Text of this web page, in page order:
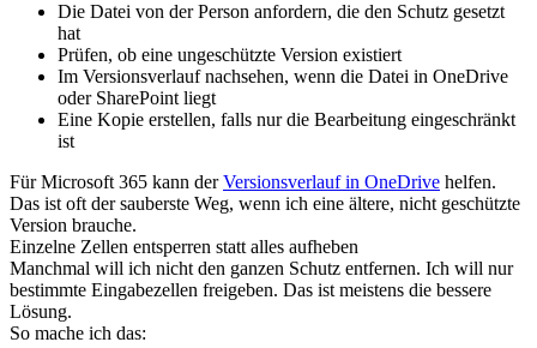
Die Datei von der Person anfordern, die den Schutz gesetzt
hat
Prüfen, ob eine ungeschützte Version existiert
Im Versionsverlauf nachsehen, wenn die Datei in OneDrive
oder SharePoint liegt
Eine Kopie erstellen, falls nur die Bearbeitung eingeschränkt
ist
Für Microsoft 365 kann derVersionsverlauf in OneDrive helfen.
Das ist oft der sauberste Weg, wenn ich eine ältere, nicht geschützte
Version brauche.
Einzelne Zellen entsperren statt alles aufheben
Manchmal will ich nicht den ganzen Schutz entfernen. Ich will nur
bestimmte Eingabezellen freigeben. Das ist meistens die bessere
Lösung.
So mache ich das: